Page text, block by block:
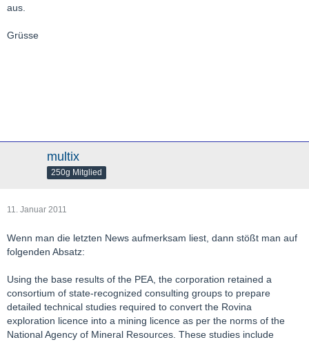
aus.
Grüsse
multix
250g Mitglied
11. Januar 2011
Wenn man die letzten News aufmerksam liest, dann stößt man auf
folgenden Absatz:
Using the base results of the PEA, the corporation retained a
consortium of state-recognized consulting groups to prepare
detailed technical studies required to convert the Rovina
exploration licence into a mining licence as per the norms of the
National Agency of Mineral Resources. These studies include